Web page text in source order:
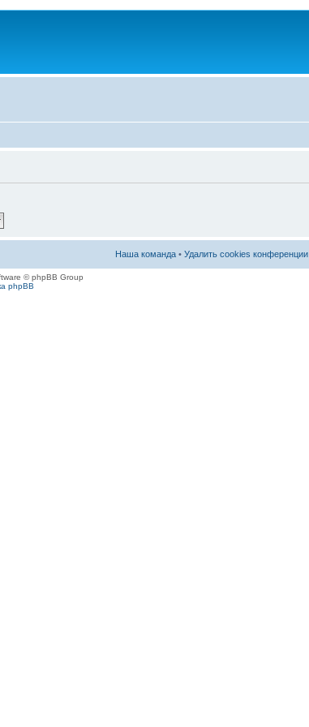
Наша команда • Удалить cookies конференции
© phpBB Group
phpBB